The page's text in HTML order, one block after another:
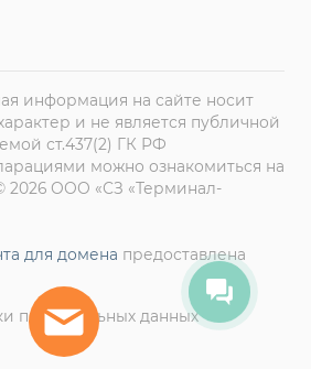
информация на сайте носит
и не является публичной
ст.437(2) ГК РФ
можно ознакомиться на
2026 ООО «СЗ «Терминал-
для домена предоставлена
персональных данных